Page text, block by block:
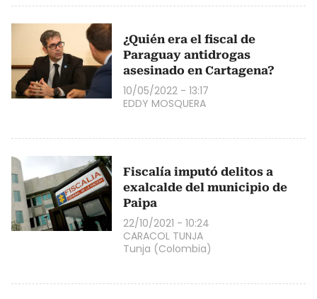
¿Quién era el fiscal de
Paraguay antidrogas
asesinado en Cartagena?
10/05/2022 - 13:17
EDDY MOSQUERA
Fiscalía imputó delitos a
exalcalde del municipio de
Paipa
22/10/2021 - 10:24
CARACOL TUNJA
Tunja (Colombia)